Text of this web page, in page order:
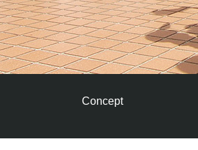
Concept